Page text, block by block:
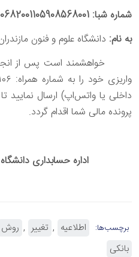
شماره شبا: IR940600682001105908568001
به نام: دانشگاه علوم و فنون
خواهشمند است پس از
داخلی یا واتس‌اپ) ارسال
پرونده مالی شما اقدام گردد.
اداره حسابداری
برچسب‌ها: اطلاعیه تغییر روش
بانکی